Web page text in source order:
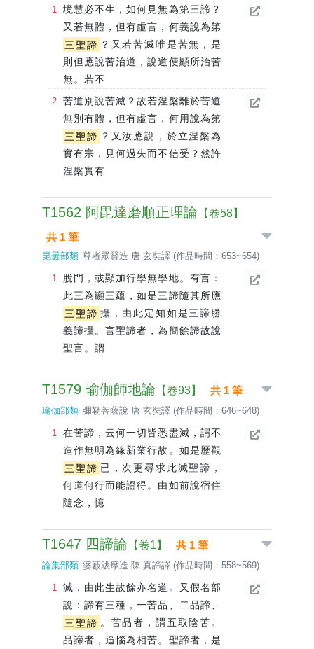
境慧必不生，如何見無為第三諦？
又若無體，但有虛言，何義說為第
三聖諦 ？又若苦滅唯是苦無，是
則但應說苦治道，說道便顯所治苦
無。若不
苦道別說苦滅？故若涅槃離於苦道
無別有體，但有虛言，何用說為第
三聖諦 ？又汝應說，於立涅槃為
實有宗，見何過失而不信受？然許
涅槃實有
T1562 阿毘達磨順正理論 【卷58】
共 1 筆
毘曇部類 尊者眾賢造 唐 玄奘譯 (作品時間：653~654)
脫門，或顯加行學無學地。有言：
此三為顯三蘊，如是三諦隨其所應
三聖諦 攝，由此定知如是三諦勝
義諦攝。言聖諦者，為簡餘諦故說
聖言。謂
T1579 瑜伽師地論 【卷93】 共 1 筆
瑜伽部類 彌勒菩薩說 唐 玄奘譯 (作品時間：646~648)
在苦諦，云何一切皆悉盡滅，謂不
造作無明為緣新業行故。如是歷觀
三聖諦 已，次更尋求此滅聖諦，
何道何行而能證得。由如前說宿住
隨念，憶
T1647 四諦論 【卷1】 共 1 筆
論集部類 婆藪跋摩造 陳 真諦譯 (作品時間：558~569)
滅，由此生故餘亦名道。又假名部
說：諦有三種，一苦品、二品諦、
三聖諦 。苦品者，謂五取陰苦。
品諦者，逼惱為相苦。聖諦者，是